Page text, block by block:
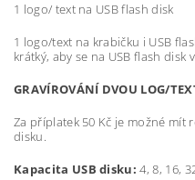
1 logo/ text na USB flash disk
1 logo/text na krabičku i USB
krátký, aby se na USB flash disk
GRAVÍROVÁNÍ DVOU LOG/
Za příplatek 50 Kč je možné mít
disku.
Kapacita USB disku: 4, 8, 16,